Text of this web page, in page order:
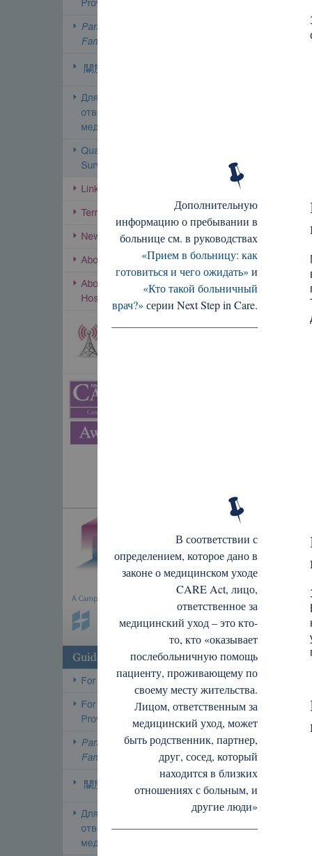
Дополнительную
информацию о пребывании в
больнице см. в руководствах
«Прием в больницу: как
готовиться и чего ожидать» и
«Кто такой больничный
врач?» серии Next Step in Care.
В соответствии с
определением, которое дано в
законе о медицинском уходе
CARE Act, лицо,
ответственное за
медицинский уход – это кто-
то, кто «оказывает
послебольничную помощь
пациенту, проживающему по
своему месту жительства.
Лицом, ответственным за
медицинский уход, может
быть родственник, партнер,
друг, сосед, который
находится в близких
отношениях с больным, и
другие люди»